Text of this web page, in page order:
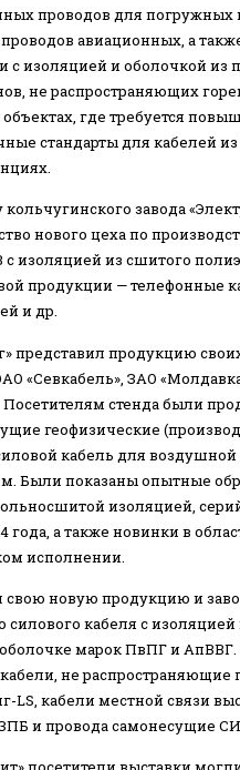
проводов для
проводов авиационных, а
с изоляцией и оболочкой
не распространяющих
где требуется
стандарты для кабелей из
завода
нового цеха по
изоляцией из сшитого
продукции — телефонные
и др.
представил продукцию
«Севкабель», ЗАО
Посетителям стенда были
геофизические
кабель для
Были показаны опытные
изоляцией,
года, а также новинки в
исполнении.
новую продукцию и
силового кабеля с
марок ПвПГ и АпВВГ.
не распространяющие
LS, кабели местной связи
и провода самонесущие